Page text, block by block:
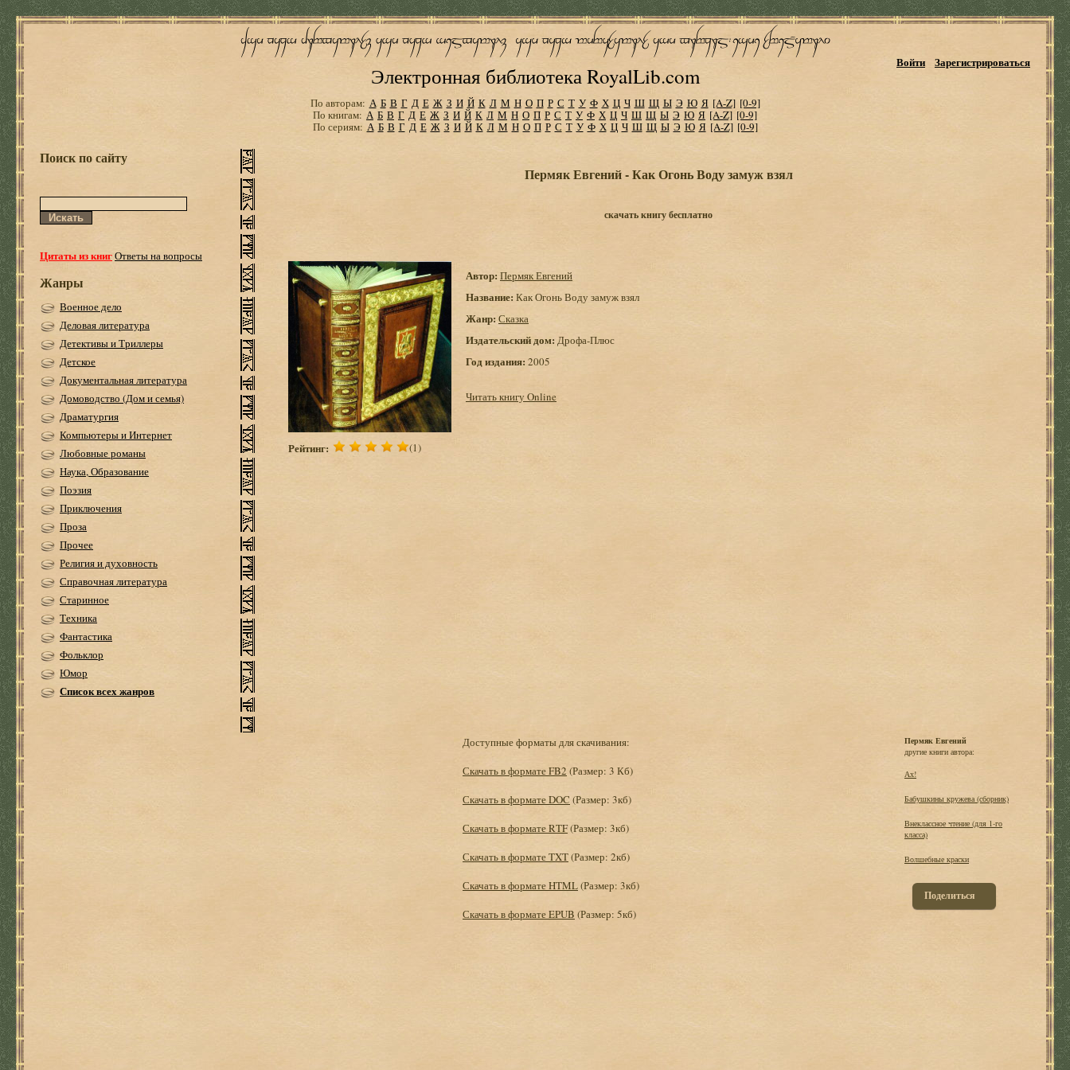
Электронная библиотека RoyalLib.com
Войти Зарегистрироваться
По авторам: А Б В Г Д Е Ж З И Й К Л М Н О П Р С Т У Ф Х Ц Ч Ш Щ Ы Э Ю Я [A-Z] [0-9]
По книгам: А Б В Г Д Е Ж З И Й К Л М Н О П Р С Т У Ф Х Ц Ч Ш Щ Ы Э Ю Я [A-Z] [0-9]
По сериям: А Б В Г Д Е Ж З И Й К Л М Н О П Р С Т У Ф Х Ц Ч Ш Щ Ы Э Ю Я [A-Z] [0-9]
Поиск по сайту
Цитаты из книгОтветы на вопросы
Жанры
Военное дело
Деловая литература
Детективы и Триллеры
Детское
Документальная литература
Домоводство (Дом и семья)
Драматургия
Компьютеры и Интернет
Любовные романы
Наука, Образование
Поэзия
Приключения
Проза
Прочее
Религия и духовность
Справочная литература
Старинное
Техника
Фантастика
Фольклор
Юмор
Список всех жанров
Пермяк Евгений - Как Огонь Воду замуж взял
скачать книгу бесплатно
Рейтинг: (1)
Автор: Пермяк Евгений
Название: Как Огонь Воду замуж взял
Жанр: Сказка
Издательский дом: Дрофа-Плюс
Год издания: 2005
Читать книгу Online
Доступные форматы для скачивания:
Скачать в формате FB2 (Размер: 3 Кб)
Скачать в формате DOC (Размер: 3кб)
Скачать в формате RTF(Размер: 3кб)
Скачать в формате TXT(Размер: 2кб)
Скачать в формате HTML(Размер: 3кб)
Скачать в формате EPUB (Размер: 5кб)
Пермяк Евгений
другие книги автора:
Ах!
Бабушкины кружева (сборник)
Внеклассное чтение (для 1-го
класса)
Волшебные краски
Поделиться